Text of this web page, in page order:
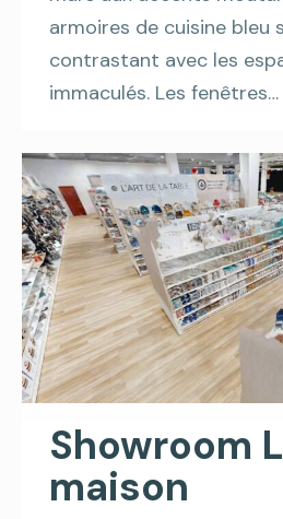
armoires de cuisine bleu
contrastant avec les
immaculés. Les fenêtres…
Showroom
maison